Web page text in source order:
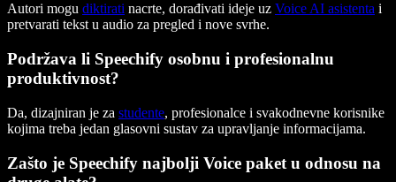
Autori mogu diktirati nacrte, dorađivati ideje uz Voice AI asistenta i
pretvarati tekst u audio za pregled i nove svrhe.
Podržava li Speechify osobnu i profesionalnu
produktivnost?
Da, dizajniran je za studente, profesionalce i svakodnevne korisnike
kojima treba jedan glasovni sustav za upravljanje informacijama.
Zašto je Speechify najbolji Voice paket u odnosu na